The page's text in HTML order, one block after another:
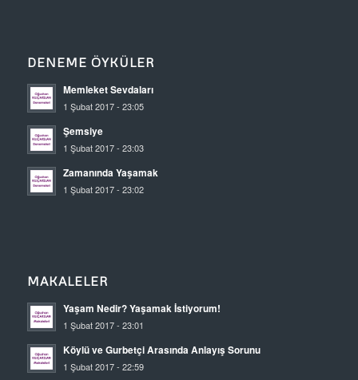
DENEME ÖYKÜLER
Memleket Sevdaları
1 Şubat 2017 - 23:05
Şemsiye
1 Şubat 2017 - 23:03
Zamanında Yaşamak
1 Şubat 2017 - 23:02
MAKALELER
Yaşam Nedir? Yaşamak İstiyorum!
1 Şubat 2017 - 23:01
Köylü ve Gurbetçi Arasında Anlayış Sorunu
1 Şubat 2017 - 22:59